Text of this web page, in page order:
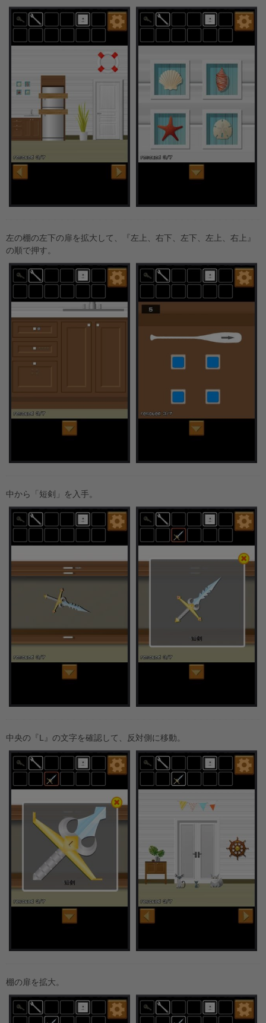
左の棚の左下の扉を拡大して、『左上、右下、左下、左上、右上』
の順で押す。
中から「短剣」を入手。
中央の『L』の文字を確認して、反対側に移動。
棚の扉を拡大。